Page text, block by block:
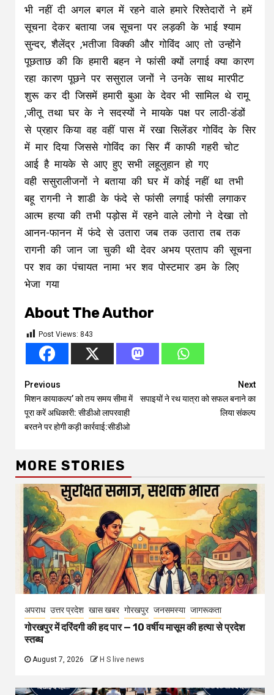
भी नहीं दी अगल बगल में रहने वाले हमारे रिश्तेदारों ने हमें
सूचना देकर बताया जब सूचना पर लड़की के भाई श्याम
सुन्दर, शैलेंद्र ,भतीजा विक्की और गोविंद आए तो उन्होंने
पूछताछ की कि हमारी बहन ने फांसी क्यों लगाई क्या कारण
रहा कारण पूछने पर ससुराल जनों ने उनके साथ मारपीट
शुरू कर दी जिसमें हमारी बुआ के देवर भी सामिल थे रामू
,जीतू तथा घर के ने सदस्यों ने मायके पक्ष पर लाठी-डंडों
से प्रहार किया वह वहीं पास में रखा सिलेंडर गोविंद के सिर
में मार दिया जिससे गोविंद का सिर मैं काफी गहरी चोट
आई है मायके से आए हुए सभी लहूलुहान हो गए
वही ससुरालीजनों ने बताया की घर में कोई नहीं था तभी
बहू रागनी ने शाडी के फंदे से फांसी लगाई फांसी लगाकर
आत्म हत्या की तभी पड़ोस में रहने वाले लोगो ने देखा तो
आनन-फानन में फंदे से उतारा जब तक उतारा तब तक
रागनी की जान जा चुकी थी देवर अभय प्रताप की सूचना
पर शव का पंचायत नामा भर शव पोस्टमार डम के लिए
भेजा गया
About The Author
Post Views: 843
Continue
Reading
Previous
मिशन कायाकल्प’ को तय समय सीमा में
पूरा करें अधिकारी: सीडीओ लापरवाही
बरतने पर होगी कड़ी कार्रवाई:सीडीओ
Next
सपाइयों ने रथ यात्रा को सफल बनाने का
लिया संकल्प
MORE STORIES
अपराध उत्तर प्रदेश खास खबर गोरखपुर जनसमस्या जागरूकता
गोरखपुर में दरिंदगी की हद पार — 10 वर्षीय मासूम की हत्या से प्रदेश
स्तब्ध
August 7, 2026 H S live news